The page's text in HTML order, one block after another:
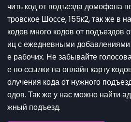
чить код от подъезда домофона
тровское Шоссе, 155к2, так же в
кодов много кодов от подъездов
иц с ежедневными
е рабочих. Не забывайте
е по ссылки на онлайн карту
олучения кода от нужного
одов. Так же у нас можно найти
жный подъезд.